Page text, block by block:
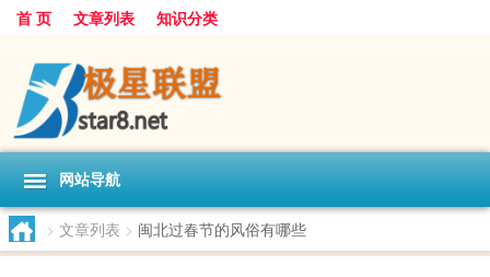
首 页 文章列表 知识分类
网站导航
> 文章列表 > 闽北过春节的风俗有哪些